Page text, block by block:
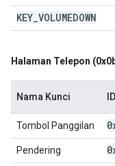
KEY VOLUMEDOWN
Halaman Telepon
Nama Kunci
Tombol Panggilan
Pendering